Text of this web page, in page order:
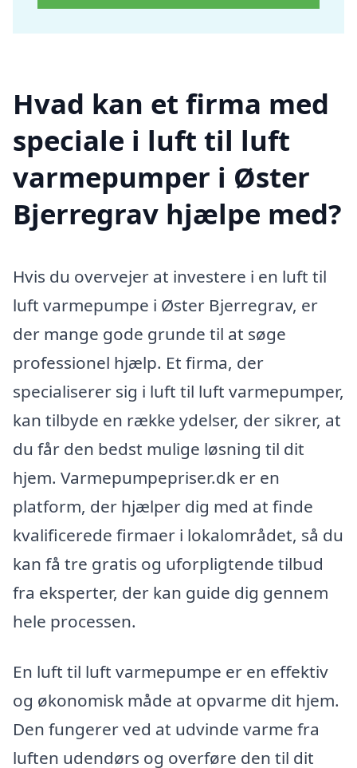
Hvad kan et firma med
speciale i luft til luft
varmepumper i Øster
Bjerregrav hjælpe med?
Hvis du overvejer at investere i en luft til
luft varmepumpe i Øster Bjerregrav, er
der mange gode grunde til at søge
professionel hjælp. Et firma, der
specialiserer sig i luft til luft varmepumper,
kan tilbyde en række ydelser, der sikrer, at
du får den bedst mulige løsning til dit
hjem. Varmepumpepriser.dk er en
platform, der hjælper dig med at finde
kvalificerede firmaer i lokalområdet, så du
kan få tre gratis og uforpligtende tilbud
fra eksperter, der kan guide dig gennem
hele processen.
En luft til luft varmepumpe er en effektiv
og økonomisk måde at opvarme dit hjem.
Den fungerer ved at udvinde varme fra
luften udendørs og overføre den til dit